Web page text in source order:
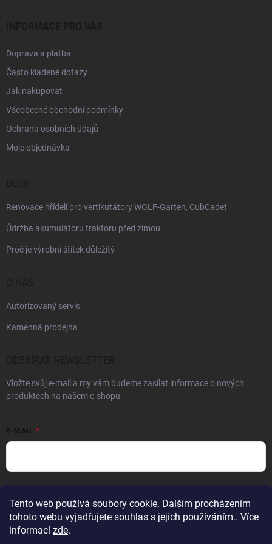
Tento web používá soubory cookie. Dalším procházením
tohoto webu vyjadřujete souhlas s jejich používáním.. Více
informací zde.
Doprava a platba
Často kladené dotazy
Jak nakupovat
Všeobecné obchodní podmínky
Ochrana osobních údajů
Moje objednávka
Renovace hřídelí pro vertikutátory WOLF-Garten, CubCadet
Údržba akumulátoru traktoru před zimou
Proč je výrobní štítek důležitý
Autorizovaný servis
Kamenná prodejna
Vložte svůj e-mail a my vám budeme zasílat informace o nových
produktech na našem e-shopu.
E-MAIL
Přihlásit se